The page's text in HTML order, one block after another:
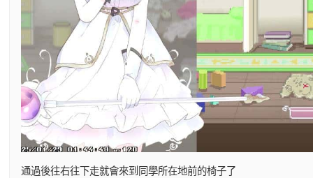
通過後往右往下走就會來到同學所在地前的椅子了